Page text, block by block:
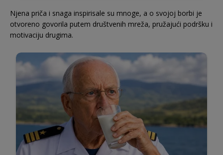
Njena priča i snaga inspirisale su mnoge, a o svojoj borbi je
otvoreno govorila putem društvenih mreža, pružajući podršku i
motivaciju drugima.